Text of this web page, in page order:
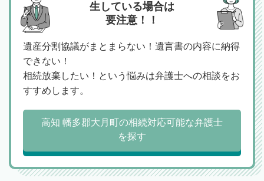
生している場合は
要注意！！
遺産分割協議がまとまらない！遺言書の内容に納得
できない！
相続放棄したい！という悩みは弁護士への相談をお
すすめします。
高知 幡多郡大月町の相続対応可能な弁護士
を探す